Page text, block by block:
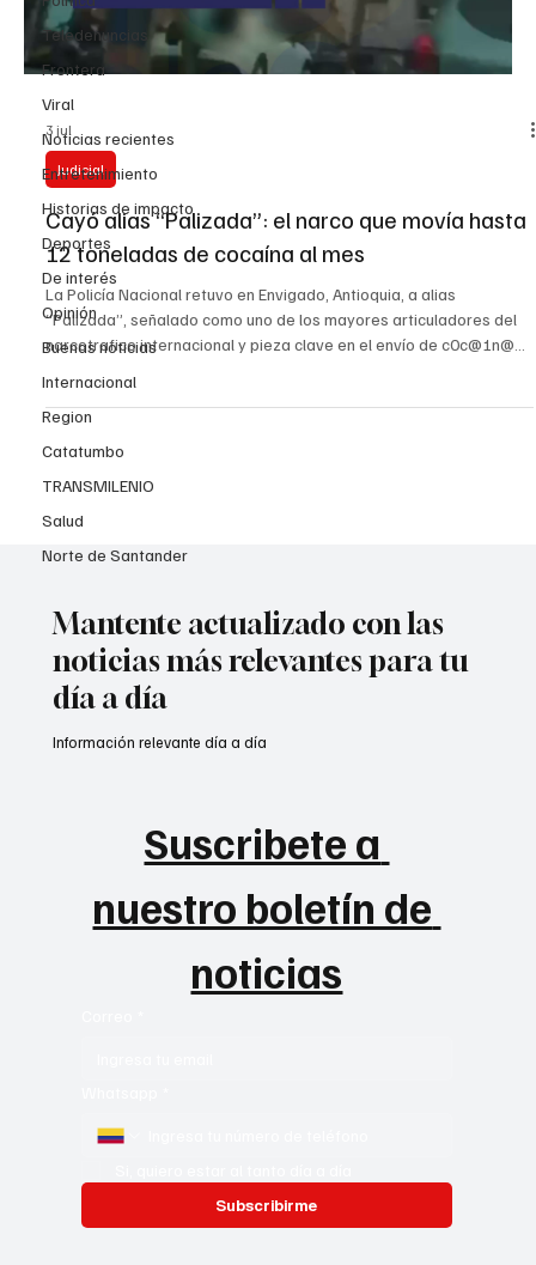
Teledenuncias
Frontera
Viral
Noticias recientes
Entretenimiento
Historias de impacto
Deportes
De interés
Opinión
Buenas noticias
Internacional
Region
Catatumbo
TRANSMILENIO
Salud
Norte de Santander
3 jul
Judicial
Cayó alias “Palizada”: el narco que movía hasta
12 toneladas de cocaína al mes
La Policía Nacional retuvo en Envigado, Antioquia, a alias
“Palizada”, señalado como uno de los mayores articuladores del
narcotrafico internacional y pieza clave en el envío de c0c@1n@
hombre habría coordinado alianzas entre organizaciones
narcotraficantes y fortalecido redes logísticas para mover droga
a gran escala. Las investigaciones lo relacionan con estructuras
Mantente actualizado con las
noticias más relevantes para tu
día a día
Suscribete a
nuestro boletín de
noticias
Subscribirme
Información relevante día a día